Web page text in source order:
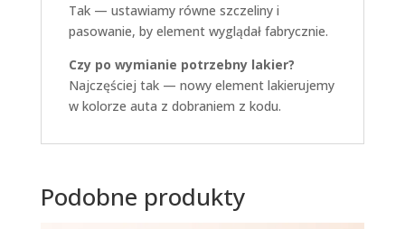
Tak — ustawiamy równe szczeliny i
pasowanie, by element wyglądał fabrycznie.
Czy po wymianie potrzebny lakier?
Najczęściej tak — nowy element lakierujemy
w kolorze auta z dobraniem z kodu.
Podobne produkty